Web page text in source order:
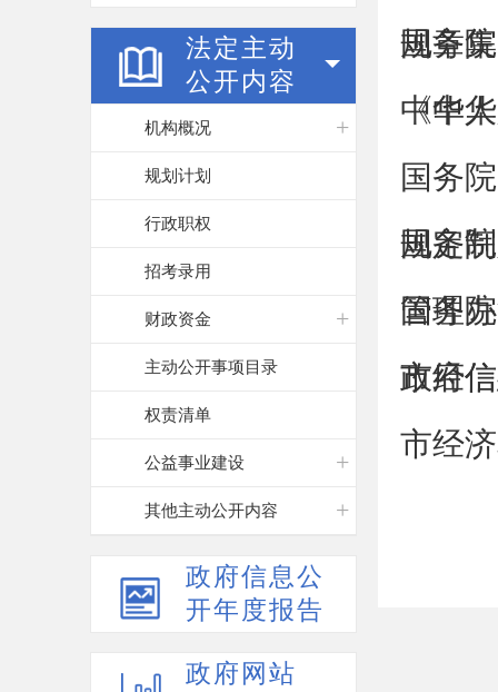
法定主动
公开内容
机构概况
规划计划
行政职权
招考录用
财政资金
主动公开事项目录
权责清单
公益事业建设
其他主动公开内容
政府信息公
开年度报告
政府网站
规章
国务
《中
中华
国务
规定
国务
管理
国务
政府
市经
市经